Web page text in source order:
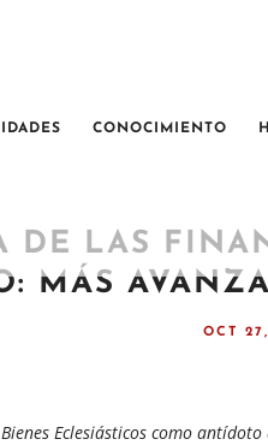
CONOCIMIENTO
DE LAS
MÁS
OCT
Eclesiásticos como